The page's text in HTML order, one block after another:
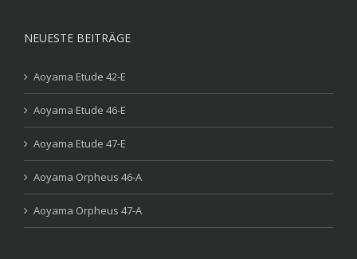
NEUESTE BEITRÄGE
Aoyama Etude 42-E
Aoyama Etude 46-E
Aoyama Etude 47-E
Aoyama Orpheus 46-A
Aoyama Orpheus 47-A